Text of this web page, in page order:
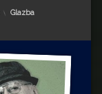
Kategorije:
Glazba